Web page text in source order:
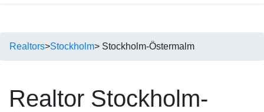
Realtors>Stockholm> Stockholm-Östermalm
Realtor Stockholm-